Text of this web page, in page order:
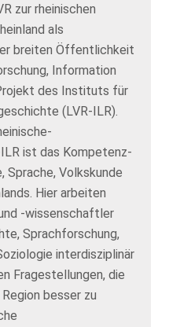
zur rheinischen
als
breiten Öffentlichkeit
Information
des Instituts für
(LVR-ILR).
ist das Kompetenz-
Sprache, Volkskunde
Hier arbeiten
-wissenschaftler
Sprachforschung,
interdisziplinär
Fragestellungen, die
besser zu